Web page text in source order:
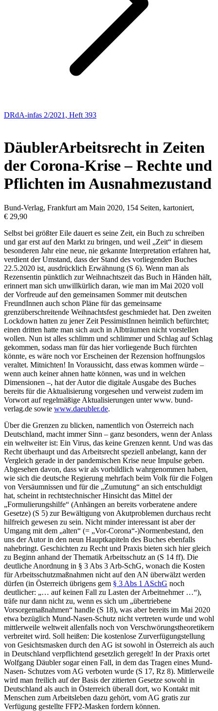
DRdA-infas 2/2021, Heft 393
DäublerArbeitsrecht in Zeiten
der Corona-Krise – Rechte und
Pflichten im Ausnahmezustand
Bund-Verlag, Frankfurt am Main 2020, 154 Seiten, kartoniert,
€ 29,90
Selbst bei größter Eile dauert es seine Zeit, ein Buch zu schreiben
und gar erst auf den Markt zu bringen, und weil „Zeit“ in diesem
besonderen Jahr eine neue, nie gekannte Interpretation erfahren hat,
verdient der Umstand, dass der Stand des vorliegenden Buches
22.5.2020 ist, ausdrücklich Erwähnung (S 6). Wenn man als
Rezensentin pünktlich zur Weihnachtszeit das Buch in Händen hält,
erinnert man sich unwillkürlich daran, wie man im Mai 2020 voll
der Vorfreude auf den gemeinsamen Sommer mit deutschen
FreundInnen auch schon Pläne für das gemeinsame
grenzüberschreitende Weihnachtsfest geschmiedet hat. Den zweiten
Lockdown hatten zu jener Zeit PessimistInnen heimlich befürchtet;
einen dritten hatte man sich auch in Albträumen nicht vorstellen
wollen. Nun ist alles schlimm und schlimmer und Schlag auf Schlag
gekommen, sodass man für das hier vorliegende Buch fürchten
könnte, es wäre noch vor Erscheinen der Rezension hoffnungslos
veraltet. Mitnichten! In Voraussicht, dass etwas kommen würde –
wenn auch keiner ahnen hatte können, was und in welchen
Dimensionen –, hat der Autor die digitale Ausgabe des Buches
bereits für die Aktualisierung vorgesehen und verweist zudem im
Vorwort auf regelmäßige Aktualisierungen unter www. bund-
verlag.de sowie www.daeubler.de.
Über die Grenzen zu blicken, namentlich von Österreich nach
Deutschland, macht immer Sinn – ganz besonders, wenn der Anlass
ein weltweiter ist: Ein Virus, das keine Grenzen kennt. Und was das
Recht überhaupt und das Arbeitsrecht speziell anbelangt, kann der
Vergleich gerade in der pandemischen Krise neue Impulse geben.
Abgesehen davon, dass wir als vorbildlich wahrgenommen haben,
wie sich die deutsche Regierung mehrfach beim Volk für die Folgen
von Versäumnissen und für die „Zumutung“ an sich entschuldigt
hat, scheint in rechtstechnischer Hinsicht das Mittel der
„Formulierungshilfe“ (Anhängen an bereits vorberatene andere
Gesetze) (S 5) zur Bewältigung von Akutproblemen durchaus recht
hilfreich gewesen zu sein. Nicht minder interessant ist aber der
Umgang mit dem „alten“ (= „Vor-Corona“-)Normenbestand, den
uns der Autor in den neun Hauptkapiteln des Buches ebenfalls
nahebringt. Geschichten zu Recht und Praxis bieten sich hier gleich
zu Beginn anhand der Thematik Arbeitsschutz an (S 14 ff). Die
deutliche Anordnung in § 3 Abs 3 Arb-SchG, wonach die Kosten
für Arbeitsschutzmaßnahmen nicht auf den AN überwälzt werden
dürfen (in Österreich übrigens gem § 3 Abs 1 ASchG noch
deutlicher: „… auf keinen Fall zu Lasten der Arbeitnehmer …“),
träfe nur dann nicht zu, wenn es sich um „übertriebene
Vorsorgemaßnahmen“ handle (S 18), was aber bereits im Mai 2020
etwa bezüglich Mund-Nasen-Schutz nicht vertreten wurde und wohl
mittlerweile weltweit allenfalls noch von Verschwörungstheoretikern
verbreitet wird. Soll heißen: Die kostenlose Zurverfügungstellung
von Gesichtsmasken durch den AG ist sowohl in Österreich als auch
in Deutschland verpflichtend gesetzlich geregelt! In der Praxis ortet
Wolfgang Däublersogar einen Fall, in dem das Tragen eines Mund-
Nasen- Schutzes vom AG verboten wurde (S 17, Rz 8). Mittlerweile
wird man freilich auf der Basis der zitierten Gesetze sowohl in
Deutschland als auch in Österreich überall dort, wo Kontakt mit
Menschen zum Arbeitsleben dazu gehört, vom AG gratis zur
Verfügung gestellte FFP2-Masken fordern können.